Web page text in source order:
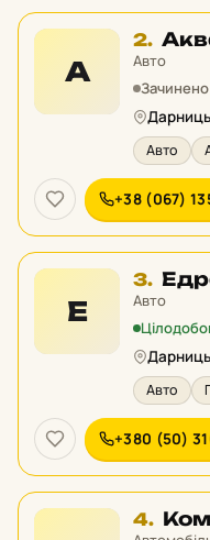
А
2.
2
у
Авто
Зачинено
Авто
+38 (067)
Е
3.
3
у
Авто
Авто
+380 (50)
4.